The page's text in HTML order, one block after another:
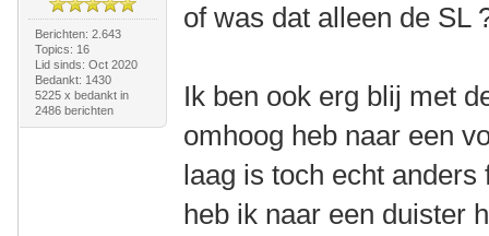
Berichten: 2.643
Topics: 16
Lid sinds: Oct 2020
Bedankt: 1430
5225 x bedankt in
2486 berichten
of was dat alleen de SL
Ik ben ook erg blij met
omhoog heb naar een
laag is toch echt
heb ik naar een duister